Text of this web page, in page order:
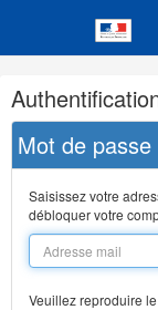
Navigation
et
outils
annexes
Mot de passe
Saisissez votre
débloquer votre
Veuillez reproduire